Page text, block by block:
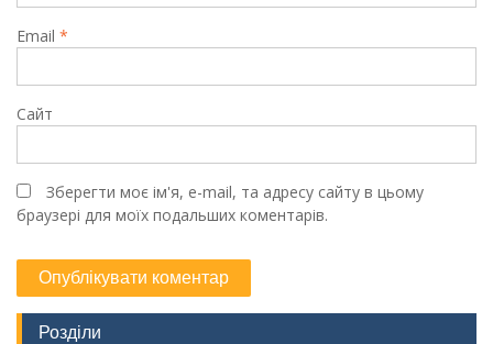
Email *
Сайт
Зберегти моє ім'я, e-mail, та адресу сайту в цьому
браузері для моїх подальших коментарів.
Розділи